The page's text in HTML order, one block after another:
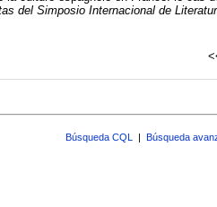
del Simposio Internacional de
Búsqueda CQL | Búsqueda